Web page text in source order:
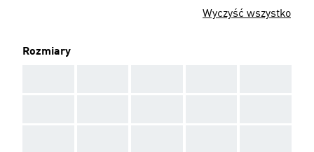
Wyczyść wszystko
Rozmiary